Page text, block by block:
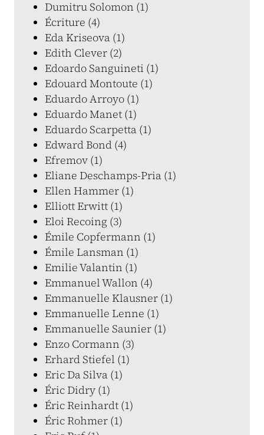
Dumitru Solomon (1)
Écriture (4)
Eda Kriseova (1)
Edith Clever (2)
Edoardo Sanguineti (1)
Edouard Montoute (1)
Eduardo Arroyo (1)
Eduardo Manet (1)
Eduardo Scarpetta (1)
Edward Bond (4)
Efremov (1)
Eliane Deschamps-Pria (1)
Ellen Hammer (1)
Elliott Erwitt (1)
Eloi Recoing (3)
Émile Copfermann (1)
Émile Lansman (1)
Emilie Valantin (1)
Emmanuel Wallon (4)
Emmanuelle Klausner (1)
Emmanuelle Lenne (1)
Emmanuelle Saunier (1)
Enzo Cormann (3)
Erhard Stiefel (1)
Eric Da Silva (1)
Éric Didry (1)
Éric Reinhardt (1)
Éric Rohmer (1)